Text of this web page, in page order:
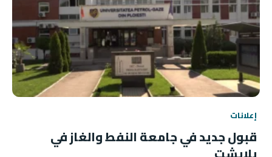
إعلانات
قبول جديد في جامعة النفط والغاز في